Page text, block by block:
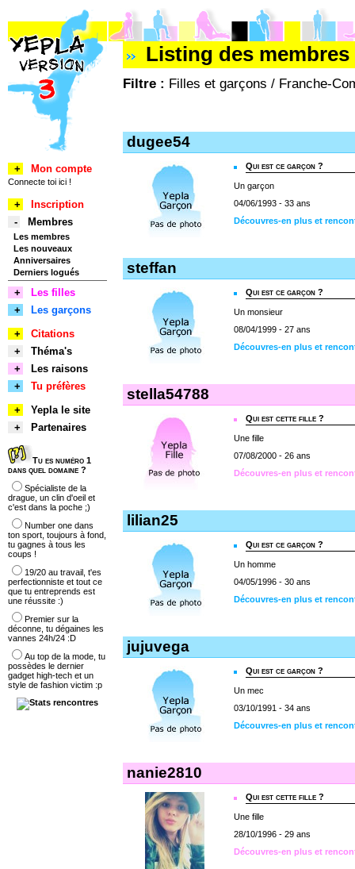
Listing des
Filtre : Filles et garçons / Franche-
dugee54
Qui est ce garçon ?
Un garçon
04/06/1993 - 33 ans
Découvres-en plus et
steffan
Qui est ce garçon ?
Un monsieur
08/04/1999 - 27 ans
Découvres-en plus et
stella54788
Qui est cette fille ?
Une fille
07/08/2000 - 26 ans
Découvres-en plus et
lilian25
Qui est ce garçon ?
Un homme
04/05/1996 - 30 ans
Découvres-en plus et
jujuvega
Qui est ce garçon ?
Un mec
03/10/1991 - 34 ans
Découvres-en plus et
nanie2810
Qui est cette fille ?
Une fille
28/10/1996 - 29 ans
Découvres-en plus et
+ Mon compte
Connecte toi ici !
+
Inscription
-
Membres
Les membres
Les nouveaux
Anniversaires
Derniers logués
+
Les filles
+
Les garçons
+
Citations
+
Théma's
+
Les raisons
+
Tu préfères
+
Yepla le site
+
Partenaires
Tu es numéro 1
dans quel domaine ?
Spécialiste de la
drague, un clin d'oeil et
c'est dans la poche ;)
Number one dans
ton sport, toujours à fond,
tu gagnes à tous les
coups !
19/20 au travail, t'es
perfectionniste et tout ce
que tu entreprends est
une réussite :)
Premier sur la
déconne, tu dégaines les
vannes 24h/24 :D
Au top de la mode, tu
possèdes le dernier
gadget high-tech et un
style de fashion victim :p